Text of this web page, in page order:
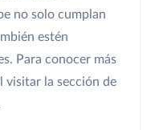
no solo cumplan
estén
Para conocer más
visitar la sección de